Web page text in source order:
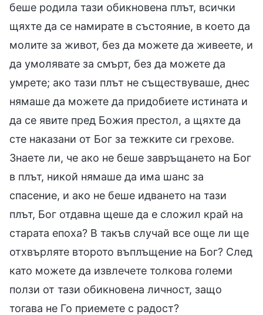
беше родила тази обикновена плът, всички
щяхте да се намирате в състояние, в което да
молите за живот, без да можете да живеете, и
да умолявате за смърт, без да можете да
умрете; ако тази плът не съществуваше, днес
нямаше да можете да придобиете истината и
да се явите пред Божия престол, а щяхте да
сте наказани от Бог за тежките си грехове.
Знаете ли, че ако не беше завръщането на Бог
в плът, никой нямаше да има шанс за
спасение, и ако не беше идването на тази
плът, Бог отдавна щеше да е сложил край на
старата епоха? В такъв случай все още ли ще
отхвърляте второто въплъщение на Бог? След
като можете да извлечете толкова големи
ползи от тази обикновена личност, защо
тогава не Го приемете с радост?